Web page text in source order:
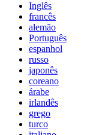
Inglês
francês
alemão
Português
espanhol
russo
japonês
coreano
árabe
irlandês
grego
turco